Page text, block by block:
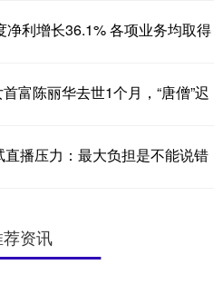
利增长36.1% 各项业务均取得
富陈丽华去世1个月，“唐僧”迟
播压力：最大负担是不能说错
资讯